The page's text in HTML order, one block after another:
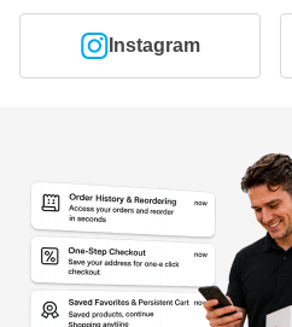
Instagram